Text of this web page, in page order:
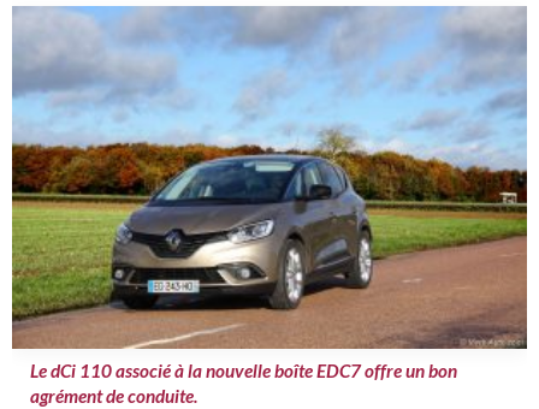
Le dCi 110 associé à la nouvelle boîte EDC7 offre un bon
agrément de conduite.